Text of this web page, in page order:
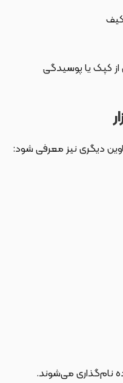
کپک یا پوسیدگی
دیگری نیز معرفی شود:
نام‌گذاری می‌شوند.